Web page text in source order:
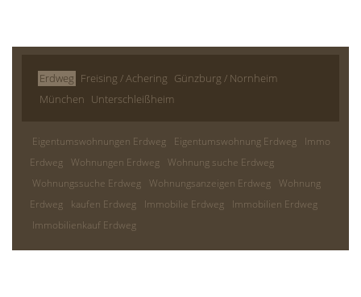
Erdweg Freising / Achering Günzburg / Nornheim
München Unterschleißheim
Eigentumswohnungen Erdweg Eigentumswohnung Erdweg
Immo
Erdweg Wohnungen Erdweg Wohnung suche Erdweg
Wohnungssuche Erdweg Wohnungsanzeigen Erdweg Wohnung
Erdweg
kaufen Erdweg Immobilie Erdweg
Immobilien Erdweg
Immobilienkauf Erdweg